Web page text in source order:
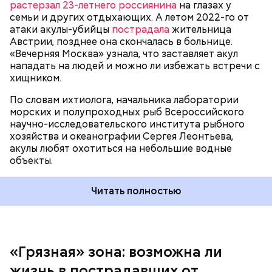
растерзал 23-летнего россиянина на глазах у
семьи и других отдыхающих. А летом 2022-го от
атаки акулы-убийцы пострадалажительница
Австрии, позднее она скончалась в больнице.
«Вечерняя Москва» узнала, что заставляет акул
нападать на людей и можно ли избежать встречи с
хищником.
По словам ихтиолога, начальника лаборатории
морских и полупроходных рыб Всероссийского
научно-исследовательского института рыбного
хозяйства и океанографии Сергея Леонтьева,
акулы любят охотиться на небольшие водные
объекты.
Читать полностью
«Грязная» зона: возможна ли
Так как расстояния большие, экскурсионные
группы преодолевают первые 15 километров на
Собеседник «Вечерней Москвы» отметил, что еще
несколько лет назад о таких походах даже мечтать
не приходилось, но сегодня это вполне
гидом.
— Ко всем этим рейтингам и часам нужно
относиться скептически, ведь все эти оценки
экспертов, заключения, предположения
ангажированы. Такие заявления кому-то выгодны,
— пояснил эксперт.